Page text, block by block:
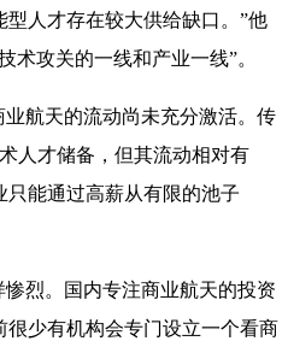
人才存在较大供给缺口。”他
术攻关的一线和产业一线”。
航天的流动尚未充分激活。传
人才储备，但其流动相对有
只能通过高薪从有限的池子
烈。国内专注商业航天的投资
很少有机构会专门设立一个看商